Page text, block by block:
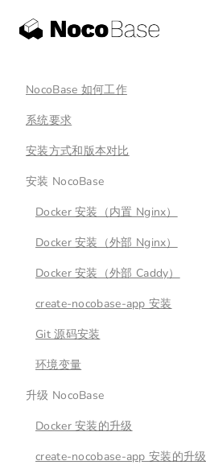
NocoBase 如何工作
系统要求
安装方式和版本对比
安装 NocoBase
Docker 安装（内置 Nginx）
Docker 安装（外部 Nginx）
Docker 安装（外部 Caddy）
create-nocobase-app 安装
Git 源码安装
环境变量
升级 NocoBase
Docker 安装的升级
create-nocobase-app 安装的升级